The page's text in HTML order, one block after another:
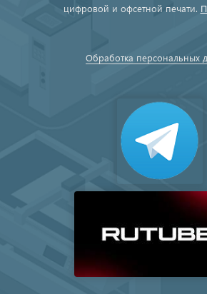
цифровой и офсетной печати.
Обработка персональных